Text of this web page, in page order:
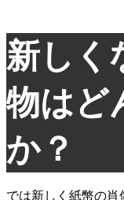
新しく
物はど
か？
では新しく紙幣の肖